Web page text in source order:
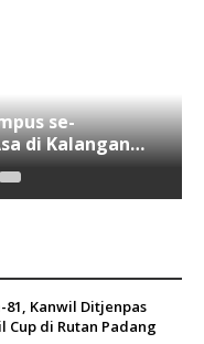
se-
di Kalangan
Digital
81, Kanwil Ditjenpas
Cup di Rutan Padang